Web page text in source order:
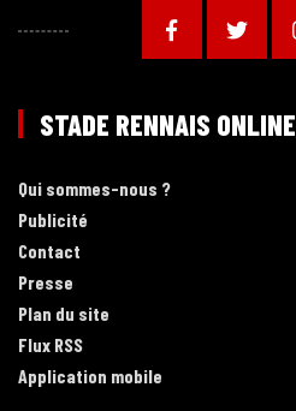
STADE RENNAIS ONLINE
Qui sommes-nous ?
Publicité
Contact
Presse
Plan du site
Flux RSS
Application mobile